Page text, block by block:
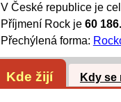
V České republice je
Příjmení Rock je 60 186.
Přechýlená forma:
Kde žijí Kdy se